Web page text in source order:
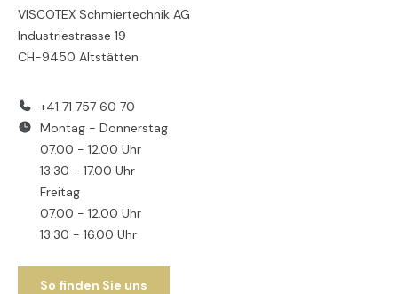
VISCOTEX Schmiertechnik AG
Industriestrasse 19
CH-9450 Altstätten
+41 71 757 60 70
Montag - Donnerstag
07.00 - 12.00 Uhr
13.30 - 17.00 Uhr
Freitag
07.00 - 12.00 Uhr
13.30 - 16.00 Uhr
So finden Sie uns